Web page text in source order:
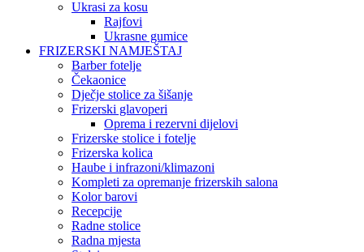
Ukrasi za kosu
Rajfovi
Ukrasne gumice
FRIZERSKI NAMJEŠTAJ
Barber fotelje
Čekaonice
Dječje stolice za šišanje
Frizerski glavoperi
Oprema i rezervni dijelovi
Frizerske stolice i fotelje
Frizerska kolica
Haube i infrazoni/klimazoni
Kompleti za opremanje frizerskih salona
Kolor barovi
Recepcije
Radne stolice
Radna mjesta